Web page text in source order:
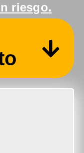
riesgo.